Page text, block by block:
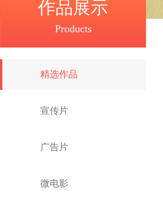
作品展示
Products
精选作品
宣传片
广告片
微电影